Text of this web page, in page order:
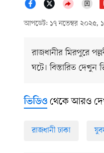
আপডেট: ১৭ নভেম্বর ২০২৫,
রাজধানীর মিরপুরে
ঘটে। বিস্তারিত
ভিডিও থেকে আরও
রাজধানী ঢাকা